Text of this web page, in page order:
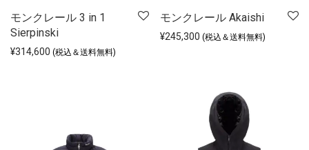
モンクレール 3 in 1
Sierpinski
¥314,600 (税込＆送料無料)
モンクレール Akaishi
¥245,300 (税込＆送料無料)